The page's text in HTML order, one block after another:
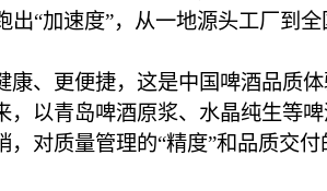
出“加速度”，从一地源头工厂到
、更便捷，这是中国啤酒品质体
，以青岛啤酒原浆、水晶纯生等
，对质量管理的“精度”和品质交付